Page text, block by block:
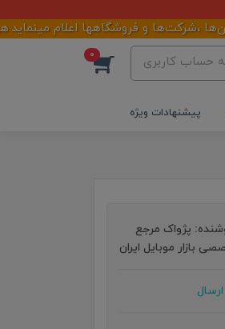
و فروشگاهها اعلام
حساب کاربری 0
پیشنهادات ویژه
پژواک مرجع
بازار موبایل ایران